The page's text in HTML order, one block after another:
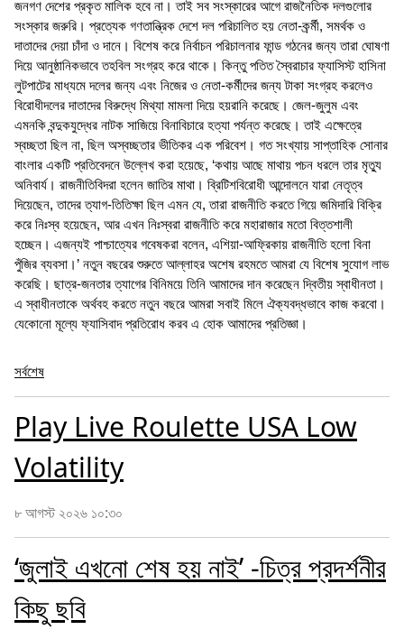
জনগণ দেশের প্রকৃত মালিক হবে না। তাই সব সংস্কারের আগে রাজনৈতিক দলগুলোর
সংস্কার জরুরি। প্রত্যেক গণতান্ত্রিক দেশে দল পরিচালিত হয় নেতা-কর্র্মী, সমর্থক ও
দাতাদের দেয়া চাঁদা ও দানে। বিশেষ করে নির্বাচন পরিচালনার ফান্ড গঠনের জন্য তারা ঘোষণা
দিয়ে আনুষ্ঠানিকভাবে তহবিল সংগ্রহ করে থাকে। কিন্তু পতিত স্বৈরাচার ফ্যাসিস্ট হাসিনা
লুটপাটের মাধ্যমে দলের জন্য এবং নিজের ও নেতা-কর্মীদের জন্য টাকা সংগ্রহ করলেও
বিরোধীদলের দাতাদের বিরুদ্ধে মিথ্যা মামলা দিয়ে হয়রানি করেছে। জেল-জুলুম এবং
এমনকি বন্দুকযুদ্ধের নাটক সাজিয়ে বিনাবিচারে হত্যা পর্যন্ত করেছে। তাই এক্ষেত্রে
স্বচ্ছতা ছিল না, ছিল অস্বচ্ছতার ভীতিকর এক পরিবেশ। গত সংখ্যায় সাপ্তাহিক সোনার
বাংলার একটি প্রতিবেদনে উল্লেখ করা হয়েছে, ‘কথায় আছে মাথায় পচন ধরলে তার মৃত্যু
অনিবার্য। রাজনীতিবিদরা হলেন জাতির মাথা। ব্রিটিশবিরোধী আন্দোলনে যারা নেতৃত্ব
দিয়েছেন, তাদের ত্যাগ-তিতিক্ষা ছিল এমন যে, তারা রাজনীতি করতে গিয়ে জমিদারি বিক্রি
করে নিঃস্ব হয়েছেন, আর এখন নিঃস্বরা রাজনীতি করে মহারাজার মতো বিত্তশালী
হচ্ছেন। এজন্যই পাশ্চাত্যের গবেষকরা বলেন, এশিয়া-আফ্রিকায় রাজনীতি হলো বিনা
পুঁজির ব্যবসা।’ নতুন বছরের শুরুতে আল্লাহর অশেষ রহমতে আমরা যে বিশেষ সুযোগ লাভ
করেছি। ছাত্র-জনতার ত্যাগের বিনিময়ে তিনি আমাদের দান করেছেন দ্বিতীয় স্বাধীনতা।
এ স্বাধীনতাকে অর্থবহ করতে নতুন বছরে আমরা সবাই মিলে ঐক্যবদ্ধভাবে কাজ করবো।
যেকোনো মূল্যে ফ্যাসিবাদ প্রতিরোধ করব এ হোক আমাদের প্রতিজ্ঞা।
সর্বশেষ
Play Live Roulette USA Low
Volatility
৮ আগস্ট ২০২৬ ১০:৩০
‘জুলাই এখনো শেষ হয় নাই’ -চিত্র প্রদর্শনীর
কিছু ছবি